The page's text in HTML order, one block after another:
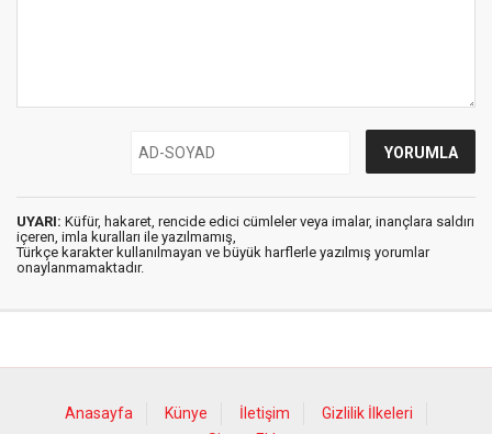
UYARI: Küfür, hakaret, rencide edici cümleler veya imalar, inançlara saldırı
içeren, imla kuralları ile yazılmamış,
Türkçe karakter kullanılmayan ve büyük harflerle yazılmış yorumlar
onaylanmamaktadır.
Anasayfa Künye İletişim
Gizlilik İlkeleri